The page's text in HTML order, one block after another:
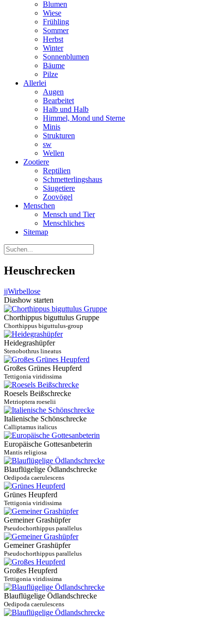
Blumen
Wiese
Frühling
Sommer
Herbst
Winter
Sonnenblumen
Bäume
Pilze
Allerlei
Augen
Bearbeitet
Halb und Halb
Himmel, Mond und Sterne
Minis
Strukturen
sw
Wellen
Zootiere
Reptilien
Schmetterlingshaus
Säugetiere
Zoovögel
Menschen
Mensch und Tier
Menschliches
Sitemap
Heuschrecken
jjWirbellose
Diashow starten
Chorthippus biguttulus Gruppe
Chorthippus biguttulus-group
Heidegrashüpfer
Stenobothrus lineatus
Großes Grünes Heupferd
Tettigonia viridissima
Roesels Beißschrecke
Metrioptera roeselii
Italienische Schönschrecke
Calliptamus italicus
Europäische Gottesanbeterin
Mantis religiosa
Blauflügelige Ödlandschrecke
Oedipoda caerulescens
Grünes Heupferd
Tettigonia viridissima
Gemeiner Grashüpfer
Pseudochorthippus parallelus
Gemeiner Grashüpfer
Pseudochorthippus parallelus
Großes Heupferd
Tettigonia viridissima
Blauflügelige Ödlandschrecke
Oedipoda caerulescens